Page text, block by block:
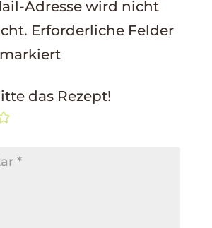
Adresse wird nicht
Erforderliche Felder
das Rezept!